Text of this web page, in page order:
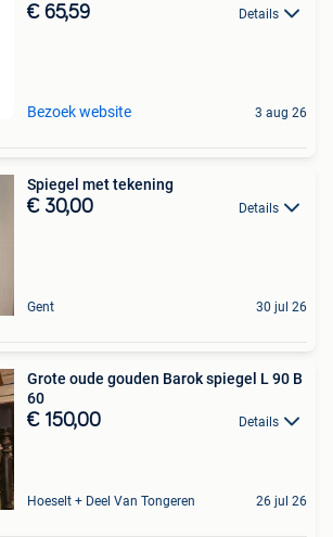
€ 65,59 Details
Bezoek website 3 aug 26
Spiegel met tekening
€ 30,00 Details
Gent 30 jul 26
Grote oude gouden Barok spiegel L 90 B
60
€ 150,00 Details
Hoeselt + Deel Van Tongeren 26 jul 26